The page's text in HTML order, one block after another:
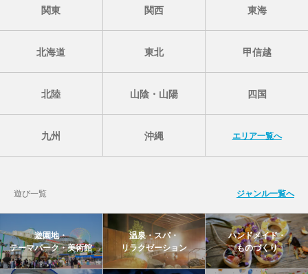
関東 関西 東海
北海道 東北 甲信越
北陸 山陰・山陽 四国
九州 沖縄 エリア一覧へ
遊び一覧 ジャンル一覧へ
遊園地・
テーマパーク・美術館
温泉・スパ・
リラクゼーション
ハンドメイド・
ものづくり